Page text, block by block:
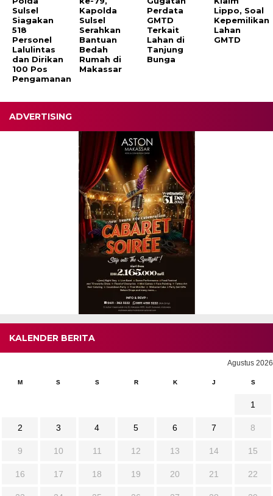
Sulsel
Siagakan
518
Personel
Lalulintas
dan Dirikan
100 Pos
Pengamanan
Kapolda
Sulsel
Serahkan
Bantuan
Bedah
Rumah di
Makassar
Perdata
GMTD
Terkait
Lahan di
Tanjung
Bunga
Lippo, Soal
Kepemilikan
Lahan
GMTD
ADVERTISING
KALENDER BERITA
Agustus 2026
M S S R K J S
1
2 3 4 5 6 7 8
9 10 11 12 13 14 15
16 17 18 19 20 21 22